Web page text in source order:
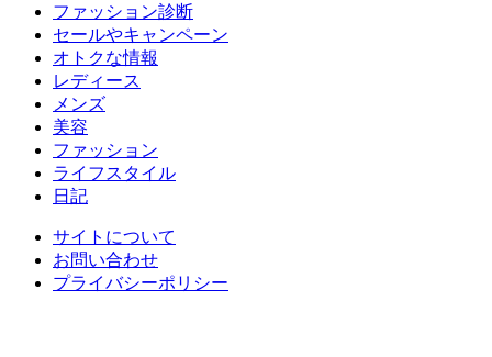
ファッション診断
セールやキャンペーン
オトクな情報
レディース
メンズ
美容
ファッション
ライフスタイル
日記
サイトについて
お問い合わせ
プライバシーポリシー